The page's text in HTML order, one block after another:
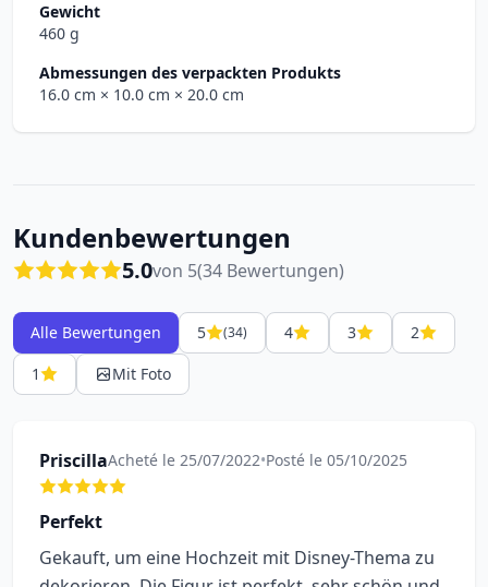
Gewicht
460 g
Abmessungen des verpackten Produkts
16.0 cm × 10.0 cm × 20.0 cm
Kundenbewertungen
5.0von 5(34 Bewertungen)
Alle Bewertungen 5 (34) 4 3
2
1
Mit Foto
PriscillaAcheté le 25/07/2022•Posté le 05/10/2025
Perfekt
Gekauft, um eine Hochzeit mit Disney-Thema zu